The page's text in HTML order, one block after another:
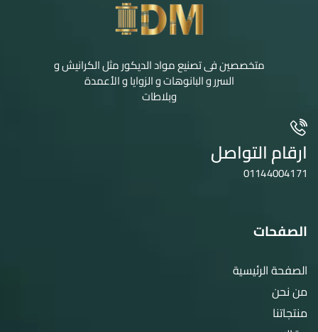
متخصصين فى تصنيع مواد الديكور مثل الكرانيش و
السرر و البانوهات و الزوايا و الأعمدة
وبلاطات
ارقام التواصل
01144004171
الصفحات
الصفحة الرئيسية
من نحن
منتجاتنا